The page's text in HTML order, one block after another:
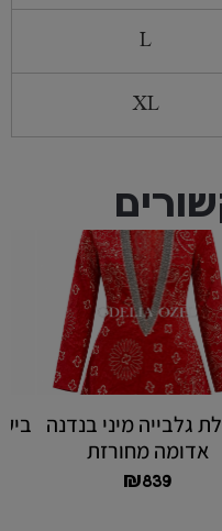
L
XL
גלבייה מיני בנדנה
אדומה מחורזת
₪839